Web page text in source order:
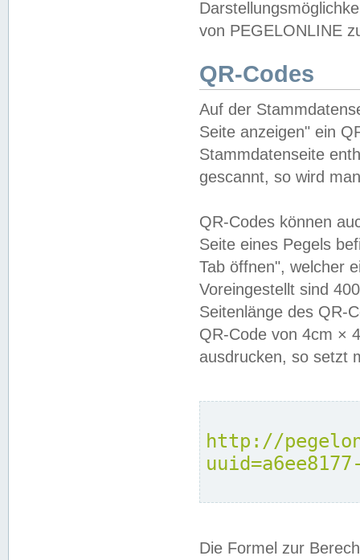
von PEGELONLINE
QR-Codes
Auf der
Seite anzeigen" ein
Stammdatenseite
gescannt, so wird
QR-Codes können
Seite eines Pegels
Tab öffnen", welcher
Voreingestellt sind
Seitenlänge des QR-
QR-Code von 4cm ×
ausdrucken, so setzt
http://
Die Formel zur